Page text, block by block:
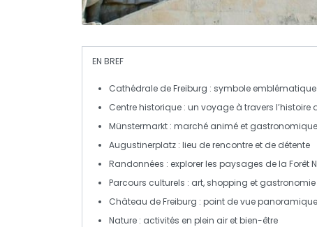
EN BREF
Cathédrale de Freiburg : symbole
Centre historique : un voyage à travers l’histoire
Münstermarkt : marché animé et gastronomique
Augustinerplatz : lieu de rencontre et de détente
Randonnées : explorer les paysages de la Forêt
Parcours culturels : art, shopping et gastronomie
Château de Freiburg : point de vue
Nature : activités en plein air et bien-être